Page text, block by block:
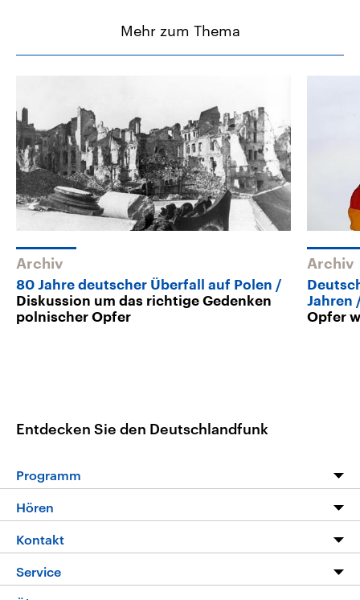
Mehr zum Thema
Archiv
80 Jahre deutscher Überfall auf Polen
Diskussion um das richtige Gedenken
polnischer Opfer
Archiv
Jahren
Opfer
Entdecken Sie den Deutschlandfunk
Programm
Programm
Die Nachrichten
Nachrichtenleicht
Hören
Livestream
Podcasts
Kontakt
Hörerservice
Service